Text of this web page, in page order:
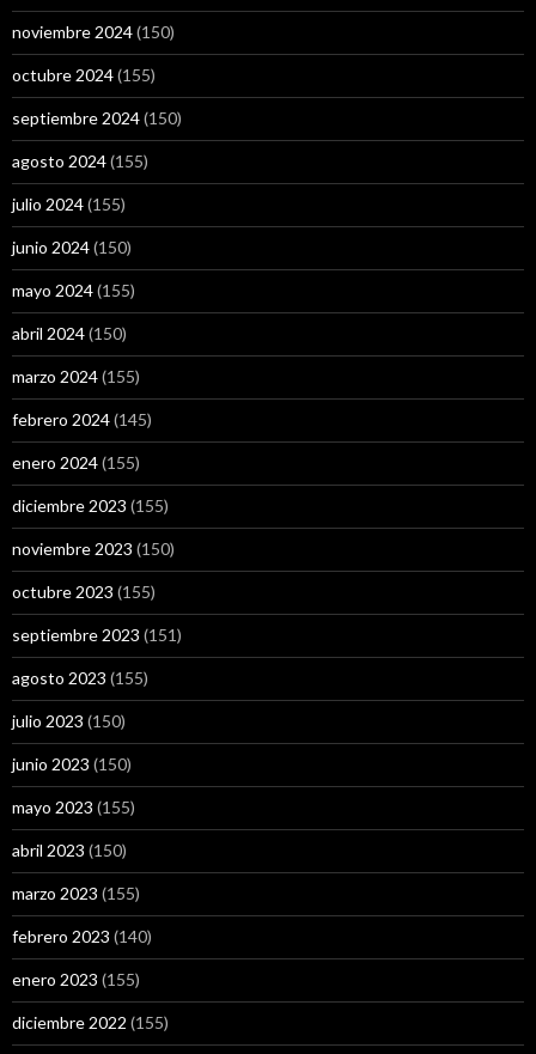
noviembre 2024(150)
octubre 2024(155)
septiembre 2024(150)
agosto 2024(155)
julio 2024(155)
junio 2024(150)
mayo 2024(155)
abril 2024(150)
marzo 2024(155)
febrero 2024(145)
enero 2024(155)
diciembre 2023 (155)
noviembre 2023 (150)
octubre 2023 (155)
septiembre 2023 (151)
agosto 2023 (155)
julio 2023 (150)
junio 2023 (150)
mayo 2023 (155)
abril 2023 (150)
marzo 2023 (155)
febrero 2023 (140)
enero 2023 (155)
diciembre 2022 (155)